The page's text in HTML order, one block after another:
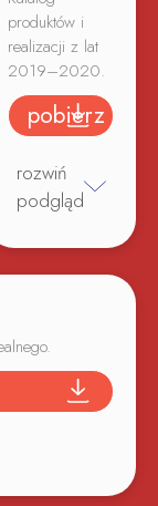
produktów i
realizacji z lat
2019–2020.
pobierz
rozwiń
podgląd